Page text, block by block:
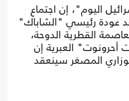
اليوم"، إن اجتماع
عودة رئيسي "الشاباك"
القطرية الدوحة،
أحرونوت" العبرية إن
المصغر سينعقد